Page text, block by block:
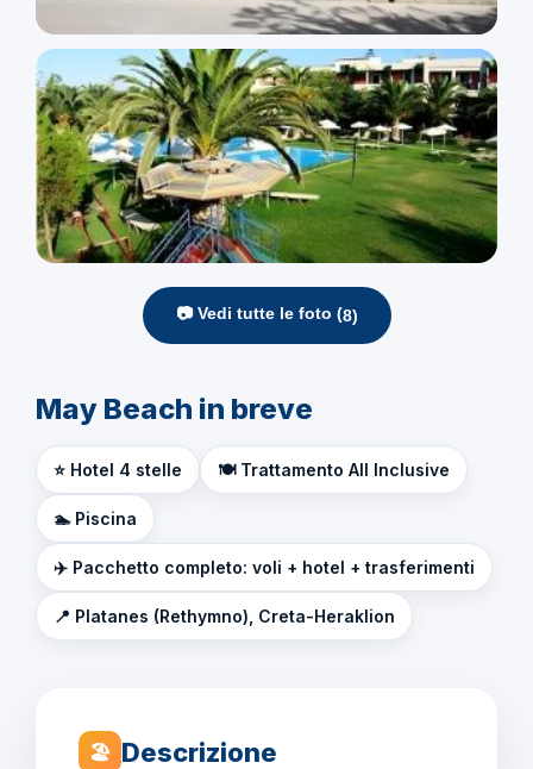
📷 Vedi tutte le foto (8)
May Beach in breve
⭐ Hotel 4 stelle 🍽️ Trattamento All Inclusive
🏊 Piscina
✈️ Pacchetto completo: voli + hotel + trasferimenti
📍 Platanes (Rethymno), Creta-Heraklion
🏖 Descrizione